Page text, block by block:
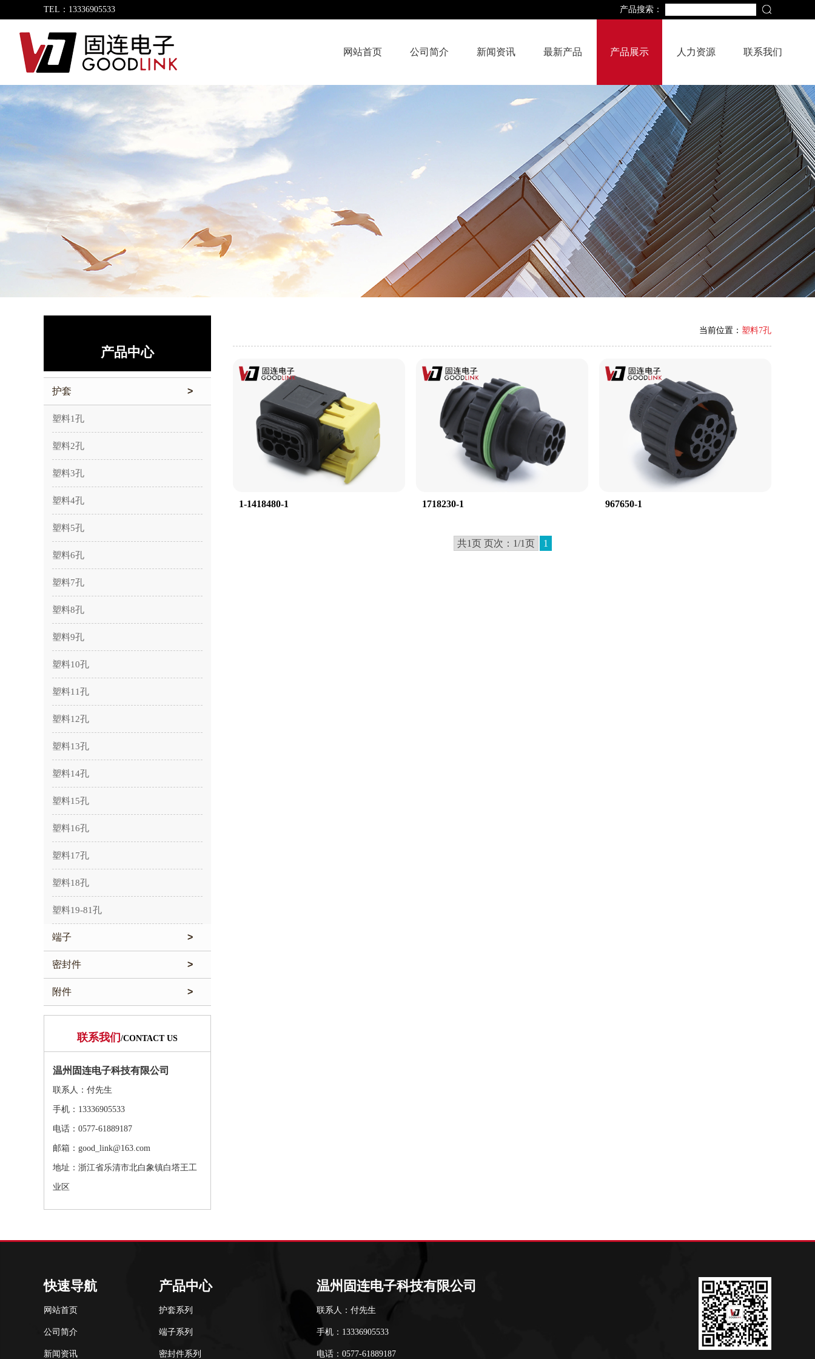
TEL：13336905533 产品搜索：
网站首页 公司简介 新闻资讯 最新产品 产品展示 人力资源 联系我们
产品中心
护套 >
塑料1孔
塑料2孔
塑料3孔
塑料4孔
塑料5孔
塑料6孔
塑料7孔
塑料8孔
塑料9孔
塑料10孔
塑料11孔
塑料12孔
塑料13孔
塑料14孔
塑料15孔
塑料16孔
塑料17孔
塑料18孔
塑料19-81孔
端子 >
密封件 >
附件 >
联系我们 /CONTACT US
温州固连电子科技有限公司
联系人：付先生
手机：13336905533
电话：0577-61889187
邮箱：good_link@163.com
地址：浙江省乐清市北白象镇白塔王工
业区
当前位置： 塑料7孔
1-1418480-1 1718230-1 967650-1
共1页 页次：1/1页 1
快速导航
网站首页
公司简介
新闻资讯
产品中心
护套系列
端子系列
密封件系列
温州固连电子科技有限公司
联系人：付先生
手机：13336905533
电话：0577-61889187